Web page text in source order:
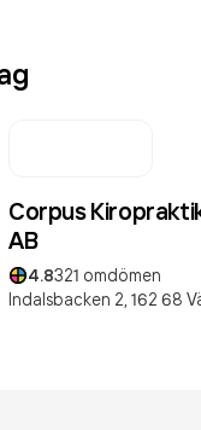
Corpus
AB
4.8321 omdömen
Indalsbacken 2, 162 68